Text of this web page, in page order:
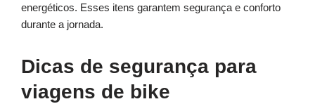
energéticos. Esses itens garantem segurança e conforto
durante a jornada.
Dicas de segurança para
viagens de bike